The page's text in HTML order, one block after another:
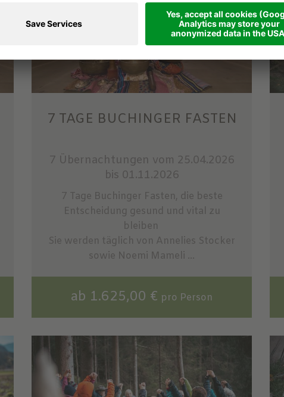
7 TAGE BUCHINGER FASTEN
7 Übernachtungen vom 25.04.2026
bis 01.11.2026
7 Tage Buchinger Fasten, die beste
Entscheidung gesund und vital zu
bleiben
Sie werden täglich von Annelies Stocker
sowie Noemi Mameli ...
ab 1.625,00 € pro Person